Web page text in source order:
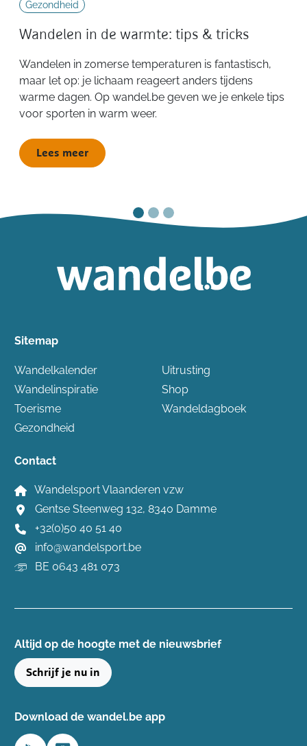
Gezondheid
Wandelen in de warmte: tips & tricks
Wandelen in zomerse temperaturen is fantastisch,
maar let op: je lichaam reageert anders tijdens
warme dagen. Op wandel.be geven we je enkele tips
voor sporten in warm weer.
Lees meer
Sitemap
Wandelkalender
Wandelinspiratie
Toerisme
Gezondheid
Uitrusting
Shop
Wandeldagboek
Contact
Wandelsport Vlaanderen vzw
Gentse Steenweg 132, 8340 Damme
+32(0)50 40 51 40
info@wandelsport.be
BE 0643 481 073
Altijd op de hoogte ​met de nieuwsbrief
Schrijf je nu in
Download de wandel.be app